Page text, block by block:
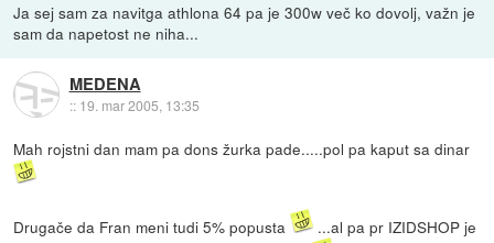
Ja sej sam za navitga athlona 64 pa je 300w več ko dovolj, važn je
sam da napetost ne niha...
MEDENA
:: 19. mar 2005, 13:35
Mah rojstni dan mam pa dons žurka pade.....pol pa kaput sa dinar
Drugače da Fran meni tudi 5% popusta
...al pa pr IZIDSHOP je